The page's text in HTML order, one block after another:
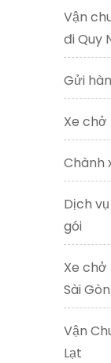
Vận
đi Quy
Gửi
Xe chở
Chành
Dịch
gói
Xe chở
Sài Gòn
Vận
Lạt